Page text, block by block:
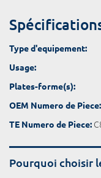
Type d'equipement:
Usage:
Plates-forme(s):
OEM Numero de Piece:
TE Numero de Piece:
Pourquoi choisir